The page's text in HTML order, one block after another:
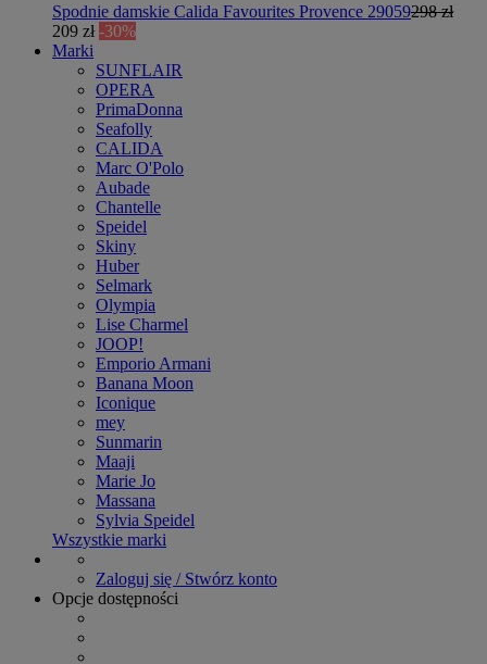
Spodnie damskie Calida Favourites Provence 29059298 zł
209 zł -30%
Marki
SUNFLAIR
OPERA
PrimaDonna
Seafolly
CALIDA
Marc O'Polo
Aubade
Chantelle
Speidel
Skiny
Huber
Selmark
Olympia
Lise Charmel
JOOP!
Emporio Armani
Banana Moon
Iconique
mey
Sunmarin
Maaji
Marie Jo
Massana
Sylvia Speidel
Wszystkie marki
Zaloguj się / Stwórz konto
Opcje dostępności